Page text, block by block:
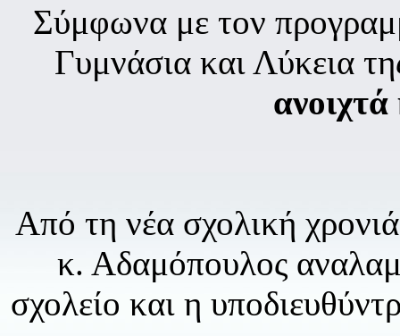
Σύμφωνα με τον
Γυμνάσια και Λύκεια
Από τη νέα σχολική
κ. Αδαμόπουλος
σχολείο και η